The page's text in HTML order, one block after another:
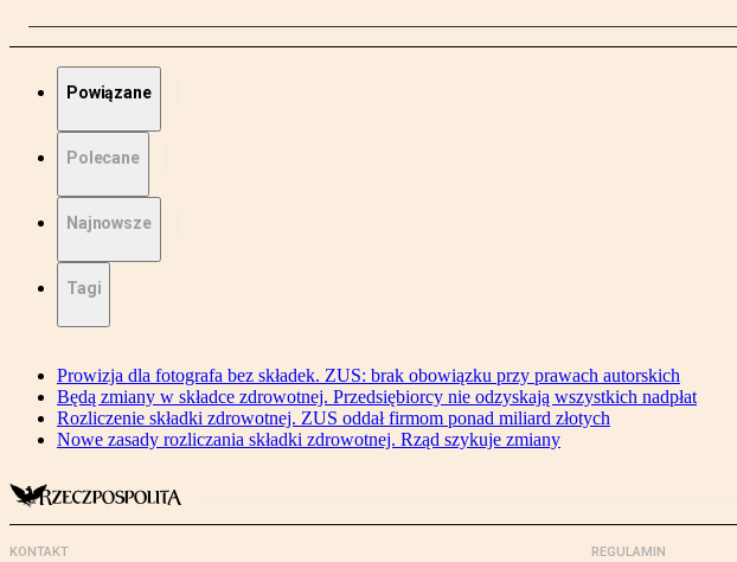
Powiązane
Polecane
Najnowsze
Tagi
Prowizja dla fotografa bez składek. ZUS: brak obowiązku przy prawach autorskich
Będą zmiany w składce zdrowotnej. Przedsiębiorcy nie odzyskają wszystkich nadpłat
Rozliczenie składki zdrowotnej. ZUS oddał firmom ponad miliard złotych
Nowe zasady rozliczania składki zdrowotnej. Rząd szykuje zmiany
KONTAKT REGULAMIN